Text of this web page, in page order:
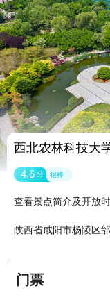
西北农林科技大
4.6 分 很棒
查看景点简介及开放
陕西省咸阳市杨陵区
门票
